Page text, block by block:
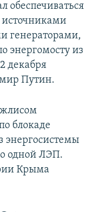
обеспечиваться
источниками
генераторами,
энергомосту из
декабря
Путин.
блокаде
энергосистемы
одной ЛЭП.
Крыма